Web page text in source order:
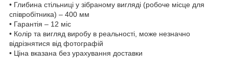
• Глибина стільниці у зібраному вигляді (робоче місце для
співробітника) – 400 мм
• Гарантія – 12 міс
• Колір та вигляд виробу в реальності, може незначно
відрізнятися від фотографій
• Ціна вказана без урахування доставки